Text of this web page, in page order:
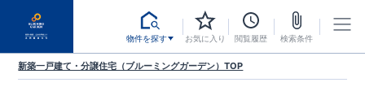
物件を探す お気に入り 閲覧履歴 検索条件
新築一戸建て・分譲住宅（ブルーミングガーデン）TOP